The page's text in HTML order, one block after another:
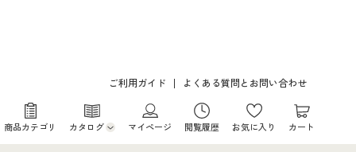
ご利用ガイド よくある質問とお問い合わせ
商品カテゴリ カタログ マイページ 閲覧履歴 お気に入り カート